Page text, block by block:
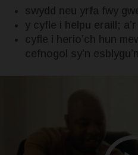
swydd neu yrfa fwy
y cyfle i helpu eraill; a’r
cyfle i herio’ch hun
cefnogol sy’n